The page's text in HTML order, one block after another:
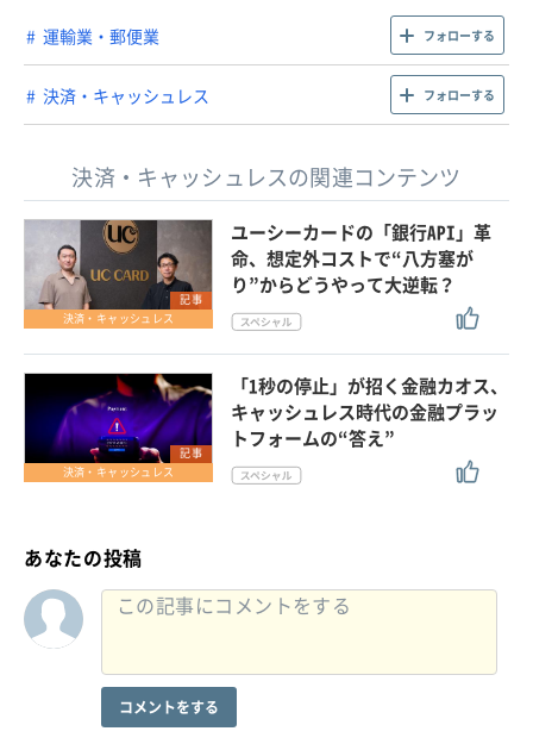
運輸業・郵便業 フォローする
決済・キャッシュレス フォローする
決済・キャッシュレスの関連コンテンツ
記事
決済・キャッシュレス
ユーシーカードの「銀行API」革
命、想定外コストで“八方塞が
り”からどうやって大逆転？
記事
決済・キャッシュレス
「1秒の停止」が招く金融カオス、
キャッシュレス時代の金融プラッ
トフォームの“答え”
あなたの投稿
コメントをする